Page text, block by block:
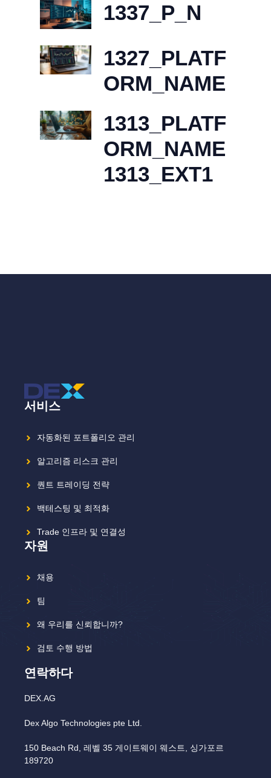
1337_P_N
1327_PLATF
ORM_NAME
1313_PLATF
ORM_NAME
1313_EXT1
서비스
자동화된 포트폴리오 관리
알고리즘 리스크 관리
퀀트 트레이딩 전략
백테스팅 및 최적화
Trade 인프라 및 연결성
자원
채용
팀
왜 우리를 신뢰합니까?
검토 수행 방법
연락하다
DEX.AG
Dex Algo Technologies pte Ltd.
150 Beach Rd, 레벨 35 게이트웨이 웨스트, 싱가포르
189720